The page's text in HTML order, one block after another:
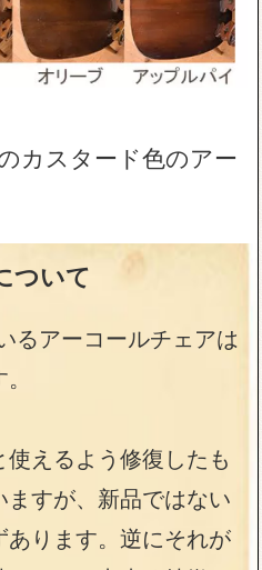
カスタード色のアー
ついて
るアーコールチェアは
えるよう修復したも
すが、新品ではない
ります。逆にそれが